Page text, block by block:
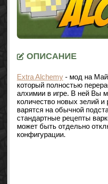
ОПИСАНИЕ
Extra Alchemy - мод на
который полностью
алхимии в игре. В ней Вы
количество новых зелий и
варятся на обычной
стандартные рецепты
может быть отдельно
конфигурации.